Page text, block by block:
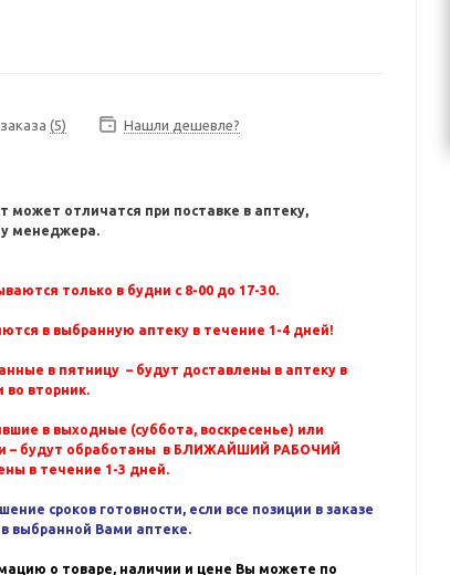
(5) Нашли дешевле?
может отличатся при поставке в аптеку,
менеджера.
только в будни с 8-00 до 17-30.
в выбранную аптеку в течение 1-4 дней!
в пятницу – будут доставлены в аптеку в
во вторник.
в выходные (суббота, воскресенье) или
– будут обработаны в БЛИЖАЙШИЙ РАБОЧИЙ
в течение 1-3 дней.
сроков готовности, если все позиции в заказе
выбранной Вами аптеке.
о товаре, наличии и цене Вы можете по